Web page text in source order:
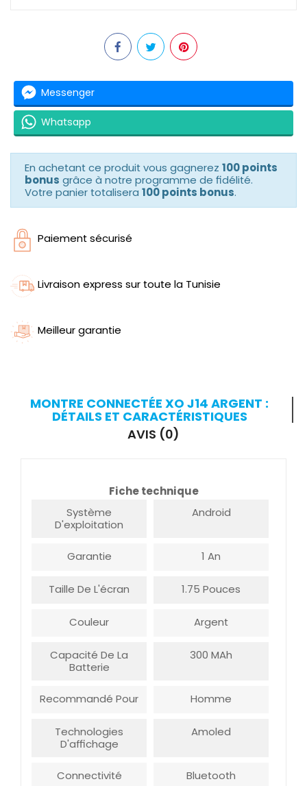
Messenger
Whatsapp
En achetant ce produit vous gagnerez 100 points
bonus grâce à notre programme de fidélité.
Votre panier totalisera 100 points bonus.
Paiement sécurisé
Livraison express sur toute la Tunisie
Meilleur garantie
MONTRE CONNECTÉE XO J14 ARGENT :
DÉTAILS ET CARACTÉRISTIQUES
AVIS (0)
Fiche technique
Système
D'exploitation
Android
Garantie 1 An
Taille De L'écran 1.75 Pouces
Couleur Argent
Capacité De La
Batterie
300 MAh
Recommandé Pour Homme
Technologies
D'affichage
Amoled
Connectivité Bluetooth